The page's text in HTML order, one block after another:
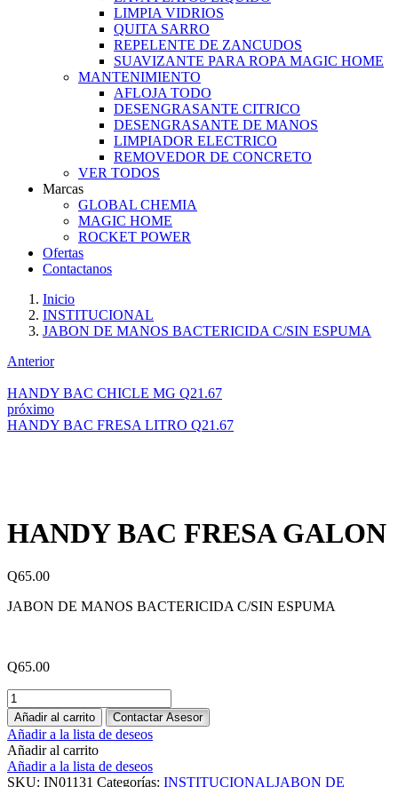
LIMPIA VIDRIOS
QUITA SARRO
REPELENTE DE ZANCUDOS
SUAVIZANTE PARA ROPA MAGIC HOME
MANTENIMIENTO
AFLOJA TODO
DESENGRASANTE CITRICO
DESENGRASANTE DE MANOS
LIMPIADOR ELECTRICO
REMOVEDOR DE CONCRETO
VER TODOS
Marcas
GLOBAL CHEMIA
MAGIC HOME
ROCKET POWER
Ofertas
Contactanos
Inicio
INSTITUCIONAL
JABON DE MANOS BACTERICIDA C/SIN ESPUMA
Anterior
HANDY BAC CHICLE MG Q21.67
próximo
HANDY BAC FRESA LITRO Q21.67
HANDY BAC FRESA GALON
Q65.00
JABON DE MANOS BACTERICIDA C/SIN ESPUMA
Q65.00
HANDY
BAC
FRESA
GALON
cantidad
Añadir al carrito Contactar Asesor
Añadir a la lista de deseos
Añadir al carrito
Añadir a la lista de deseos
SKU: IN01131 Categorías: INSTITUCIONALJABON DE